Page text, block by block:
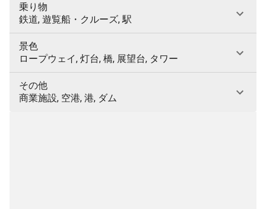
乗り物
鉄道, 遊覧船・クルーズ, 駅
景色
ロープウェイ, 灯台, 橋, 展望台, タワー
その他
商業施設, 空港, 港, ダム